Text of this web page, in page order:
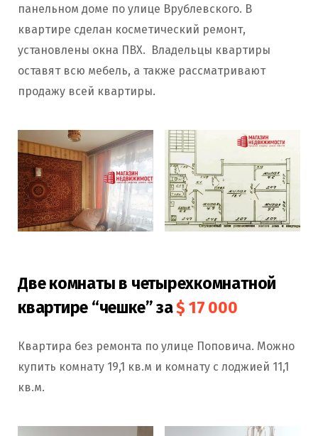
панельном доме по улице Врублевского. В
квартире сделан косметический ремонт,
установлены окна ПВХ. Владельцы квартиры
оставят всю мебель, а также рассматривают
продажу всей квартиры.
Две комнаты в четырехкомнатной
квартире “чешке” за$ 17 000
Квартира без ремонта по улице Поповича. Можно
купить комнату 19,1 кв.м и комнату с лоджией 11,1
кв.м.